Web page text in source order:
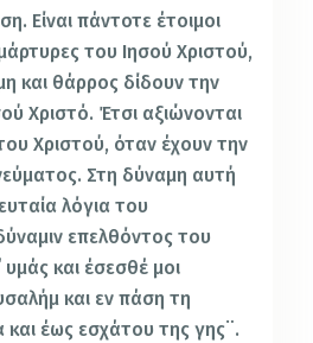
Είναι πάντοτε έτοιμοι
του Ιησού Χριστού,
και θάρρος δίδουν την
Χριστό. Έτσι αξιώνονται
Χριστού, όταν έχουν την
Στη δύναμη αυτή
λόγια του
επελθόντος του
και έσεσθέ μοι
και εν πάση τη
και έως εσχάτου της γης¨.